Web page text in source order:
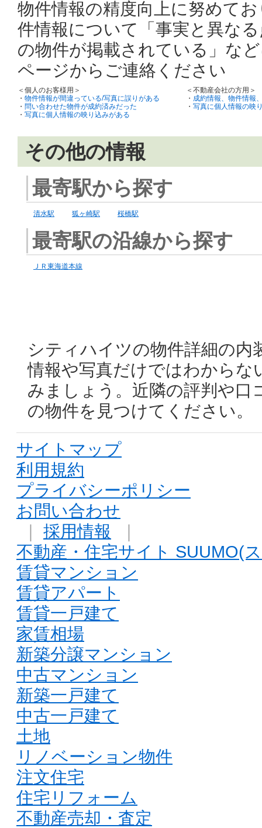
物件情報の精度向上に努めて
件情報について「事実と異な
の物件が掲載されている」な
ページからご連絡ください
＜個人のお客様用＞
・ 物件情報が間違っている/写真に誤りがある
・ 問い合わせた物件が成約済みだった
・ 写真に個人情報の映り込みがある
＜不動産会社の方用＞
・ 成約情報、物件情報
・ 写真に個人情報の映
その他の情報
最寄駅から探す
清水駅 狐ヶ崎駅 桜橋駅
最寄駅の沿線から探す
ＪＲ東海道本線
シティハイツの物件詳細の内
情報や写真だけではわからな
みましょう。近隣の評判や口
の物件を見つけてください。
サイトマップ
利用規約
プライバシーポリシー
お問い合わせ
｜ 採用情報 ｜
不動産・住宅サイト SUUMO(
賃貸マンション
賃貸アパート
賃貸一戸建て
家賃相場
新築分譲マンション
中古マンション
新築一戸建て
中古一戸建て
土地
リノベーション物件
注文住宅
住宅リフォーム
不動産売却・査定